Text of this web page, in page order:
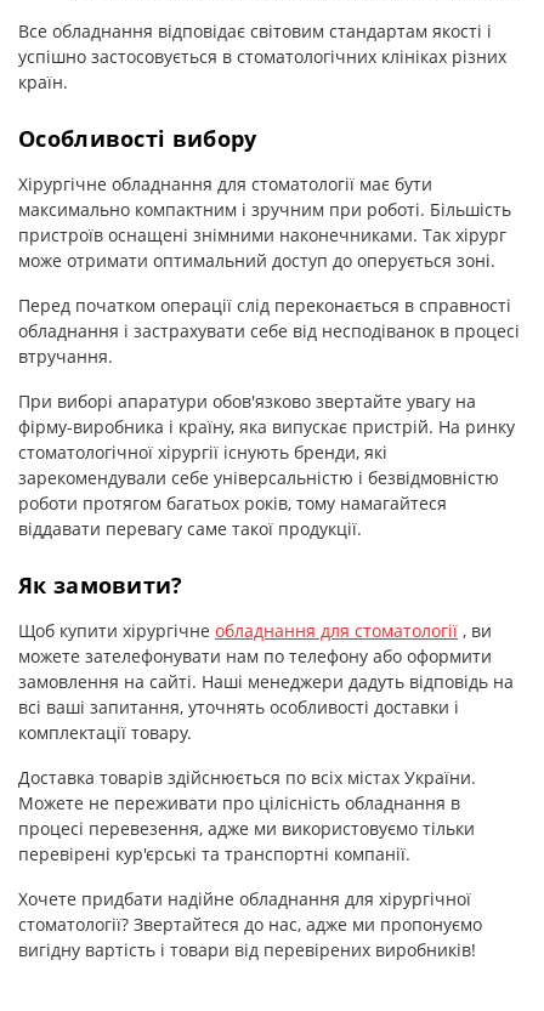
Все обладнання відповідає світовим стандартам якості і
успішно застосовується в стоматологічних клініках різних
країн.
Особливості вибору
Хірургічне обладнання для стоматології має бути
максимально компактним і зручним при роботі. Більшість
пристроїв оснащені знімними наконечниками. Так хірург
може отримати оптимальний доступ до оперується зоні.
Перед початком операції слід переконається в справності
обладнання і застрахувати себе від несподіванок в процесі
втручання.
При виборі апаратури обов'язково звертайте увагу на
фірму-виробника і країну, яка випускає пристрій. На ринку
стоматологічної хірургії існують бренди, які
зарекомендували себе універсальністю і безвідмовністю
роботи протягом багатьох років, тому намагайтеся
віддавати перевагу саме такої продукції.
Як замовити?
Щоб купити хірургічне обладнання для стоматології , ви
можете зателефонувати нам по телефону або оформити
замовлення на сайті. Наші менеджери дадуть відповідь на
всі ваші запитання, уточнять особливості доставки і
комплектації товару.
Доставка товарів здійснюється по всіх містах України.
Можете не переживати про цілісність обладнання в
процесі перевезення, адже ми використовуємо тільки
перевірені кур'єрські та транспортні компанії.
Хочете придбати надійне обладнання для хірургічної
стоматології? Звертайтеся до нас, адже ми пропонуємо
вигідну вартість і товари від перевірених виробників!